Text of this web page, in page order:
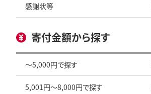
感謝状等
寄付金額から探す
～5,000円で探す
5,001円～8,000円で探す